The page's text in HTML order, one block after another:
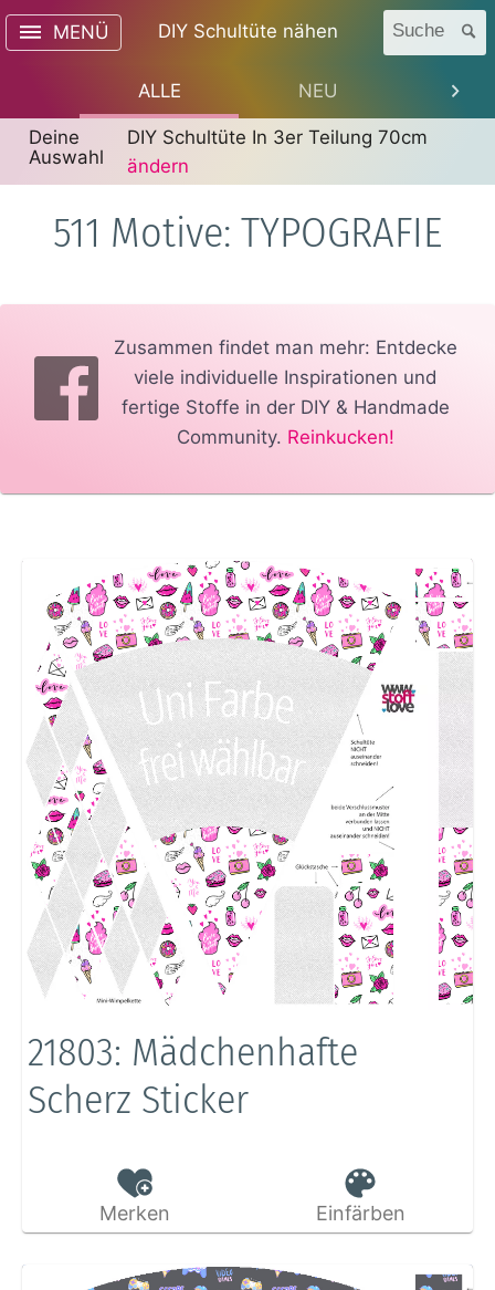
MENÜ DIY Schultüte nähen Suche
ALLE NEU
Deine
Auswahl
DIY Schultüte In 3er Teilung 70cm
ändern
511 Motive: TYPOGRAFIE
Zusammen findet man mehr: Entdecke
viele individuelle Inspirationen und
fertige Stoffe in der DIY & Handmade
Community. Reinkucken!
21803: Mädchenhafte
Scherz Sticker
Merken Einfärben